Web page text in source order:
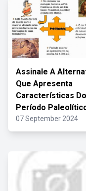
Assinale A
Que Apresenta
Características Do
Período
07 September 2024